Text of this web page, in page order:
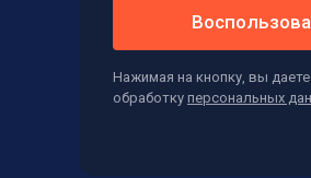
Нажимая на кнопку, вы даете
обработку персональных